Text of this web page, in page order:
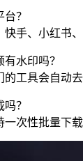
？
快手、小红书
水印吗？
工具会自动
？
次性批量下